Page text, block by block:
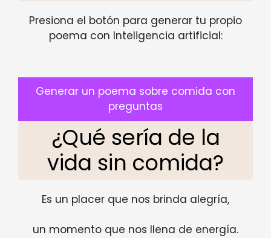
Presiona el botón para generar tu propio
poema con Inteligencia artificial:
Generar un poema sobre comida con
preguntas
¿Qué sería de la
vida sin comida?
Es un placer que nos brinda alegría,
un momento que nos llena de energía.